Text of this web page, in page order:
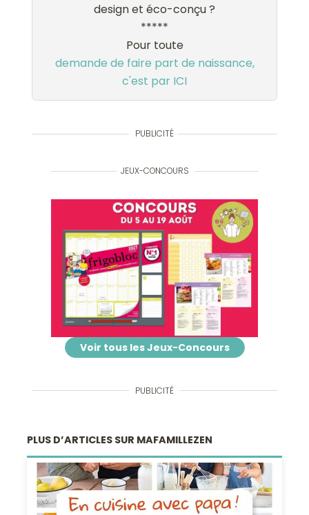
design et éco-conçu ?
*****
Pour toute
demande de faire part de naissance,
c'est par ICI
PUBLICITÉ
JEUX-CONCOURS
Voir tous les Jeux-Concours
PUBLICITÉ
PLUS D’ARTICLES SUR MAFAMILLEZEN